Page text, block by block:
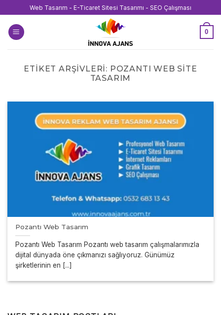
atla
Web Tasarım - E-Ticaret Sitesi Tasarımı - SEO Çalışması
0
ETIKET ARŞIVLERI: POZANTI WEB SITE
TASARIM
Pozantı Web Tasarım
Pozantı Web Tasarım Pozantı web tasarım çalışmalarımızla
dijital dünyada öne çıkmanızı sağlıyoruz. Günümüz
şirketlerinin en [...]